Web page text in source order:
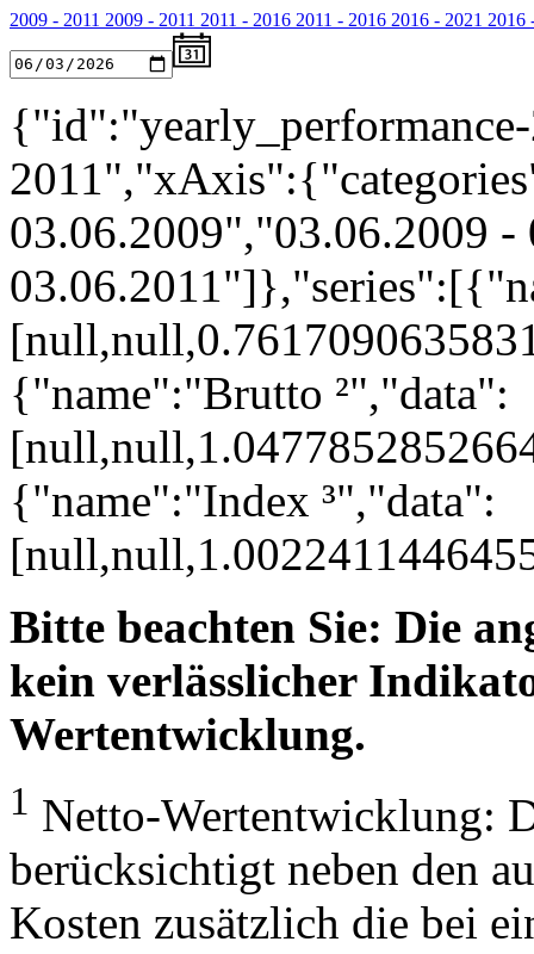
2009 - 2011 2009 - 2011 2011 - 2016 2011 - 2016 2016 - 2021 2016
03.06.2009","03.06.2009
{"name":"Brutto ²","data":
{"name":"Index ³","data":
Bitte beachten Sie: Die
kein verlässlicher
Wertentwicklung.
1 Netto-Wertentwicklung:
berücksichtigt neben den
Kosten zusätzlich die bei